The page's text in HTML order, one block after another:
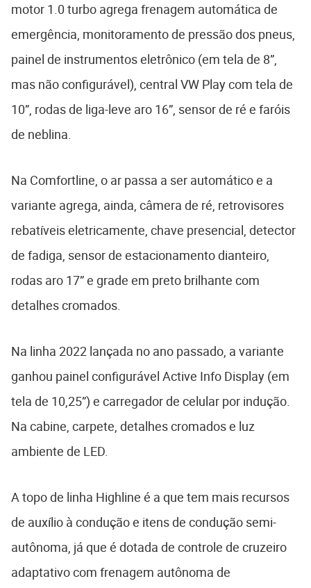
motor 1.0 turbo agrega frenagem automática de
emergência, monitoramento de pressão dos pneus,
painel de instrumentos eletrônico (em tela de 8”,
mas não configurável), central VW Play com tela de
10”, rodas de liga-leve aro 16”, sensor de ré e faróis
de neblina.
Na Comfortline, o ar passa a ser automático e a
variante agrega, ainda, câmera de ré, retrovisores
rebatíveis eletricamente, chave presencial, detector
de fadiga, sensor de estacionamento dianteiro,
rodas aro 17” e grade em preto brilhante com
detalhes cromados.
Na linha 2022 lançada no ano passado, a variante
ganhou painel configurável Active Info Display (em
tela de 10,25”) e carregador de celular por indução.
Na cabine, carpete, detalhes cromados e luz
ambiente de LED.
A topo de linha Highline é a que tem mais recursos
de auxílio à condução e itens de condução semi-
autônoma, já que é dotada de controle de cruzeiro
adaptativo com frenagem autônoma de